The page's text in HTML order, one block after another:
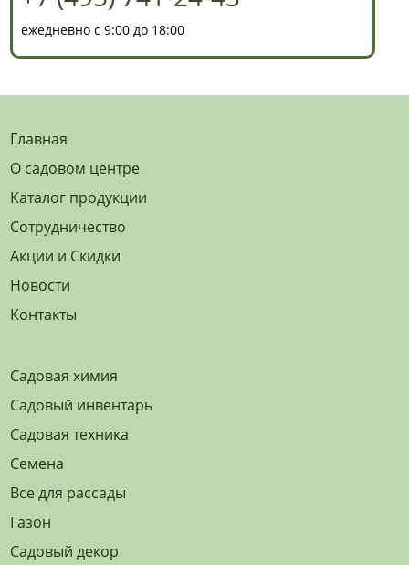
ежедневно с 9:00 до 18:00
Главная
О садовом центре
Каталог продукции
Сотрудничество
Акции и Скидки
Новости
Контакты
Садовая химия
Садовый инвентарь
Садовая техника
Семена
Все для рассады
Газон
Садовый декор